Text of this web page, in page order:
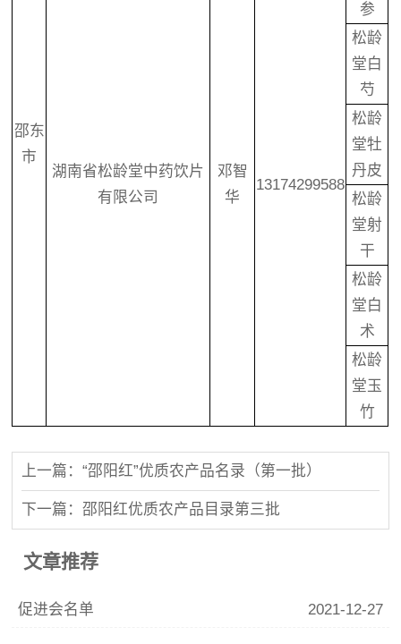
邵东
市
湖南省松龄堂中药饮片
有限公司
邓智
华
13174299588
参
松龄
堂白
芍
松龄
堂牡
丹皮
松龄
堂射
干
松龄
堂白
术
松龄
堂玉
竹
上一篇：“邵阳红”优质农产品名录（第一批）
下一篇：邵阳红优质农产品目录第三批
文章推荐
促进会名单 2021-12-27